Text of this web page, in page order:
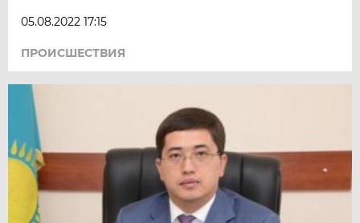
05.08.2022 17:15
ПРОИСШЕСТВИЯ